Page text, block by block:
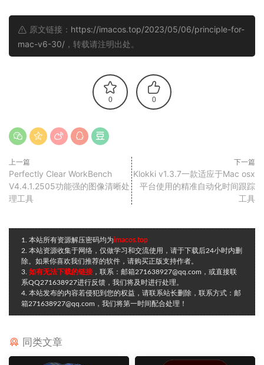
原文链接： https://imacos.top/2023/05/06/principle-for-
mac-v6-30/ ，转载请注明出处。
0 0
上一篇
Perfectly Clear WorkBench
V4.4.1.2505功能强的图像清晰处
理工具
下一篇
Klokki v1.3.7一款适应于Mac osx
平台使用的精准自动化时间跟踪
工具
1. 本站所有资源解压密码均为imacos.top
2. 本站资源收集于网络，仅做学习和交流使用，请于下载后24小时内删
除。如果你喜欢我们推荐的软件，请购买正版支持作者。
3. 如有无法下载的链接 ，联系：邮箱271638927@qq.com，或直接联
系QQ271638927进行反馈，我们将及时进行处理。
4. 本站发布的内容若侵犯到您的权益，请联系站长删除，联系方式：邮
箱271638927@qq.com，我们将第一时间配合处理！
同类文章